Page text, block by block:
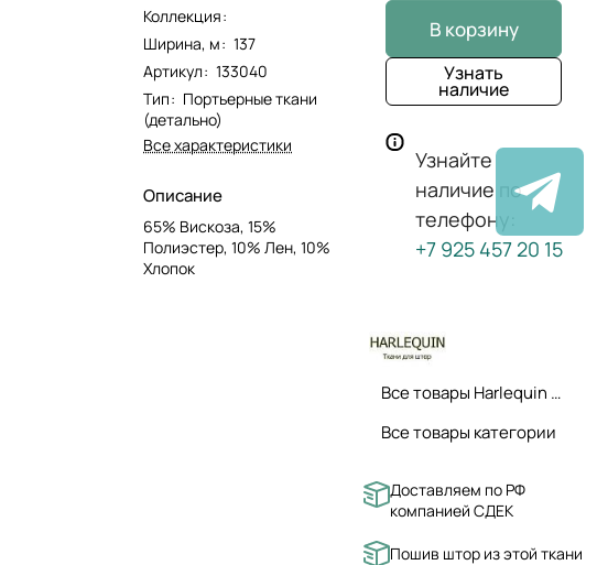
Коллекция:
Ширина, м: 137
Артикул: 133040
Тип: Портьерные ткани
(детально)
Все характеристики
Описание
65% Вискоза, 15%
Полиэстер, 10% Лен, 10%
Хлопок
В корзину
Узнать
наличие
Узнайте
наличие по
телефону:
+7 925 457 20 15
Все товары Harlequin ткани
Все товары категории
Доставляем по РФ
компанией СДЕК
Пошив штор из этой ткани